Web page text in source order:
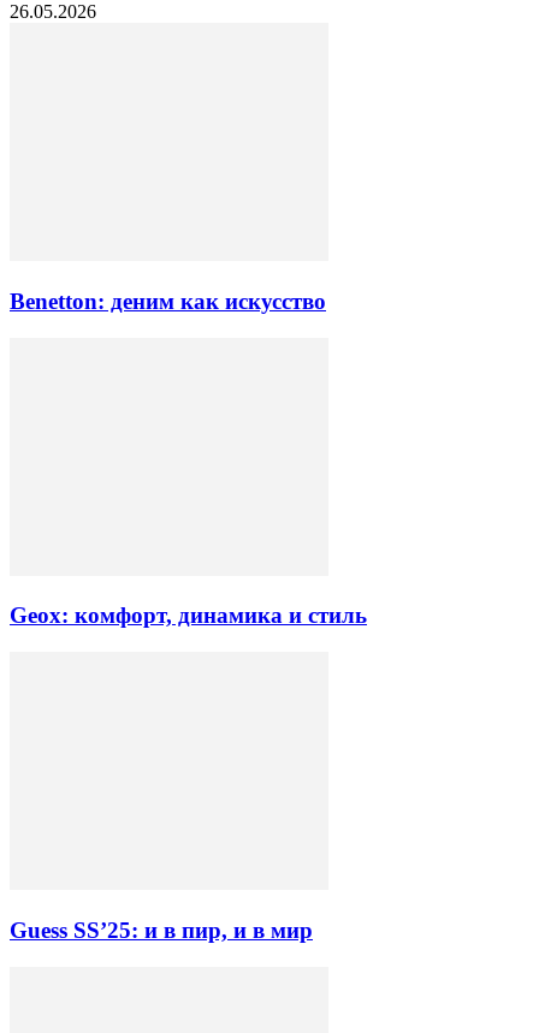
26.05.2026
Benetton: деним как искусство
Geox: комфорт, динамика и стиль
Guess SS’25: и в пир, и в мир